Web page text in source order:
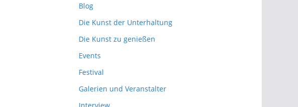
Blog
Die Kunst der Unterhaltung
Die Kunst zu genießen
Events
Festival
Galerien und Veranstalter